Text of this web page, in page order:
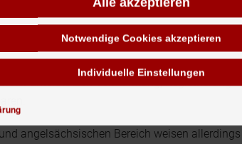
Webinarplattformen etabliert. Beispiele
unterstützen Vermarktung, Registrierung
angelsächsischen Bereich weisen allerdings
Notwendige Cookies akzeptieren
Individuelle Einstellungen